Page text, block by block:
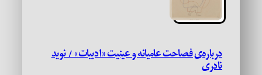
درباره‌ی فصاحت عامیانه و عینیت «ادبیات» / نوید
نادری